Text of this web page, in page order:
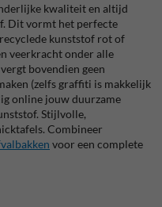
kwaliteit en altijd
Dit vormt het perfecte
kunststof rot of
veerkracht onder alle
bovendien geen
(zelfs graffiti is makkelijk
online jouw duurzame
Stijlvolle,
Combineer
voor een complete